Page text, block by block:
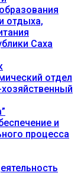
отдыха,
Саха
отдел
и
процесса